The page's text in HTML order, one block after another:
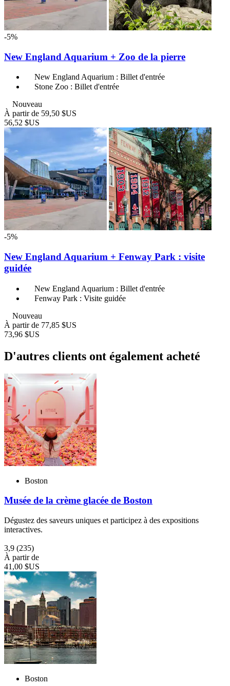
-5%
New England Aquarium + Zoo de la pierre
New England Aquarium : Billet d'entrée
Stone Zoo : Billet d'entrée
Nouveau
À partir de 59,50 $US
56,52 $US
-5%
New England Aquarium + Fenway Park : visite
guidée
New England Aquarium : Billet d'entrée
Fenway Park : Visite guidée
Nouveau
À partir de 77,85 $US
73,96 $US
D'autres clients ont également acheté
Boston
Musée de la crème glacée de Boston
Dégustez des saveurs uniques et participez à des expositions
interactives.
3,9 (235)
À partir de
41,00 $US
Boston